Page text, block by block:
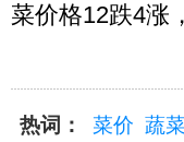
菜价格12跌4涨
热词： 菜价 蔬